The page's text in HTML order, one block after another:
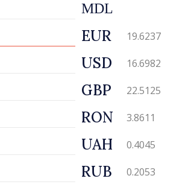
MDL
EUR 19.6237
USD 16.6982
GBP 22.5125
RON 3.8611
UAH 0.4045
RUB 0.2053